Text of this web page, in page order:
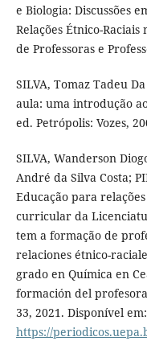
e Biologia: Discussões
Relações Étnico-
de Professoras e
SILVA, Tomaz Tadeu
aula: uma introdução
ed. Petrópolis: Vozes,
SILVA, Wanderson
André da Silva Costa;
Educação para
curricular da
tem a formação de
relaciones étnico-
grado en Química en
formación del
33, 2021. Disponível em:
https://